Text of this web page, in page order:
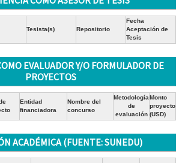
Tesista(s) Repositorio
Fecha
Aceptación de
Tesis
EVALUADOR Y/O FORMULADOR DE
PROYECTOS
Entidad
financiadora
Nombre del
concurso
Metodología
de
evaluación
Monto
proyecto
(USD)
ACADÉMICA (FUENTE: SUNEDU)